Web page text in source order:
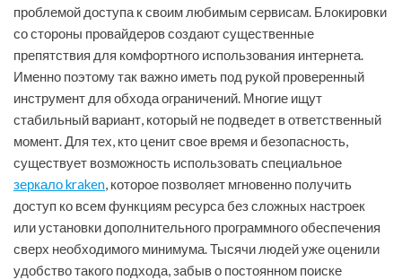
проблемой доступа к своим любимым сервисам. Блокировки
со стороны провайдеров создают существенные
препятствия для комфортного использования интернета.
Именно поэтому так важно иметь под рукой проверенный
инструмент для обхода ограничений. Многие ищут
стабильный вариант, который не подведет в ответственный
момент. Для тех, кто ценит свое время и безопасность,
существует возможность использовать специальное
зеркало kraken, которое позволяет мгновенно получить
доступ ко всем функциям ресурса без сложных настроек
или установки дополнительного программного обеспечения
сверх необходимого минимума. Тысячи людей уже оценили
удобство такого подхода, забыв о постоянном поиске